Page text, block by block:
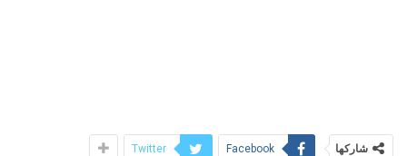
شاركها Facebook
Twitter